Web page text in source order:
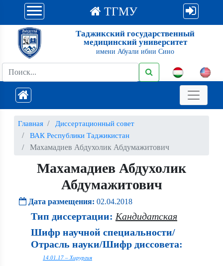
ТГМУ
Таджикский государственный
медицинский университет
имени Абуали ибни Сино
Главная
Диссертационный совет
ВАК Республики Таджикистан
Махамадиев Абдухолик Абдумажитович
Махамадиев Абдухолик
Абдумажитович
Дата размещения: 02.04.2018
Тип диссертации: Кандидатская
Шифр научной специальности/
Отрасль науки/Шифр диссовета:
14.01.17 – Хирургия